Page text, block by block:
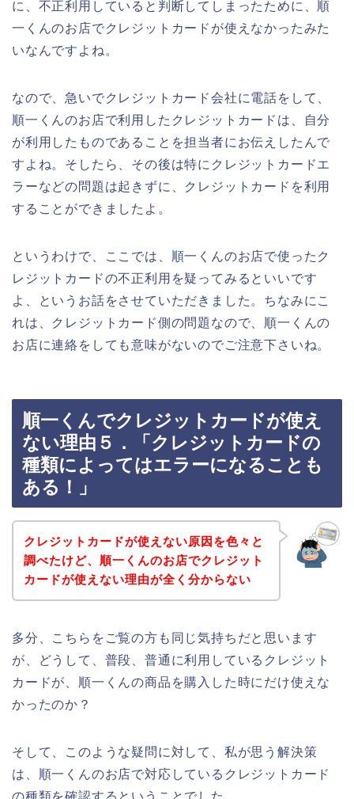
に、不正利用していると判断してしまったために、順
一くんのお店でクレジットカードが使えなかったみた
いなんですよね。
なので、急いでクレジットカード会社に電話をして、
順一くんのお店で利用したクレジットカードは、自分
が利用したものであることを担当者にお伝えしたんで
すよね。そしたら、その後は特にクレジットカードエ
ラーなどの問題は起きずに、クレジットカードを利用
することができましたよ。
というわけで、ここでは、順一くんのお店で使ったク
レジットカードの不正利用を疑ってみるといいです
よ、というお話をさせていただきました。ちなみにこ
れは、クレジットカード側の問題なので、順一くんの
お店に連絡をしても意味がないのでご注意下さいね。
順一くんでクレジットカードが使え
ない理由５．「クレジットカードの
種類によってはエラーになることも
ある！」
クレジットカードが使えない原因を色々と
調べたけど、順一くんのお店でクレジット
カードが使えない理由が全く分からない
多分、こちらをご覧の方も同じ気持ちだと思います
が、どうして、普段、普通に利用しているクレジット
カードが、順一くんの商品を購入した時にだけ使えな
かったのか？
そして、このような疑問に対して、私が思う解決策
は、順一くんのお店で対応しているクレジットカード
の種類を確認するということでした。